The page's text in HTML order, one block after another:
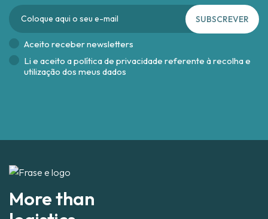
SUBSCREVER
Aceito receber newsletters
Li e aceito apolítica de privacidade referente à recolha e
utilização dos meus dados
More than